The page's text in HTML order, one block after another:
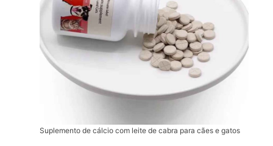
Suplemento de cálcio com leite de cabra para cães e gatos